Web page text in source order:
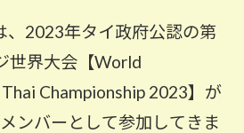
、2023年タイ政府公認の第
世界大会【World
Championship 2023】が
ンバーとして参加してきま